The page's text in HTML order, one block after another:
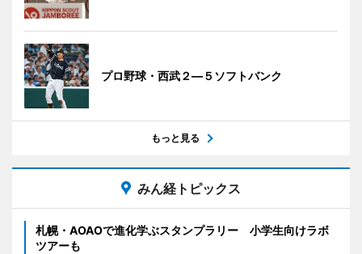
プロ野球・西武２―５ソフトバンク
もっと見る
みん経トピックス
札幌・AOAOで進化学ぶスタンプラリー 小学生向けラボ
ツアーも